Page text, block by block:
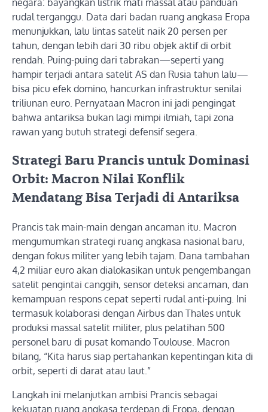
negara: bayangkan listrik mati massal atau panduan
rudal terganggu. Data dari badan ruang angkasa Eropa
menunjukkan, lalu lintas satelit naik 20 persen per
tahun, dengan lebih dari 30 ribu objek aktif di orbit
rendah. Puing-puing dari tabrakan—seperti yang
hampir terjadi antara satelit AS dan Rusia tahun lalu—
bisa picu efek domino, hancurkan infrastruktur senilai
triliunan euro. Pernyataan Macron ini jadi pengingat
bahwa antariksa bukan lagi mimpi ilmiah, tapi zona
rawan yang butuh strategi defensif segera.
Strategi Baru Prancis untuk Dominasi
Orbit: Macron Nilai Konflik
Mendatang Bisa Terjadi di Antariksa
Prancis tak main-main dengan ancaman itu. Macron
mengumumkan strategi ruang angkasa nasional baru,
dengan fokus militer yang lebih tajam. Dana tambahan
4,2 miliar euro akan dialokasikan untuk pengembangan
satelit pengintai canggih, sensor deteksi ancaman, dan
kemampuan respons cepat seperti rudal anti-puing. Ini
termasuk kolaborasi dengan Airbus dan Thales untuk
produksi massal satelit militer, plus pelatihan 500
personel baru di pusat komando Toulouse. Macron
bilang, “Kita harus siap pertahankan kepentingan kita di
orbit, seperti di darat atau laut.”
Langkah ini melanjutkan ambisi Prancis sebagai
kekuatan ruang angkasa terdepan di Eropa, dengan